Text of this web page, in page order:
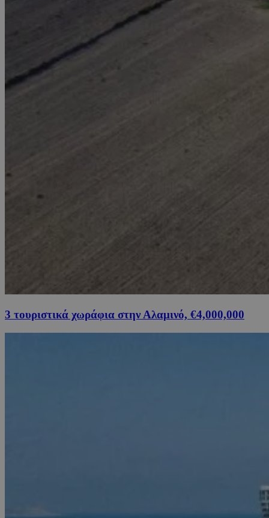
3 τουριστικά χωράφια στην Αλαμινό, €4,000,000